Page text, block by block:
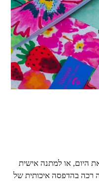
היום, או למתנה אישית
רכה בהדפסה איכותית של